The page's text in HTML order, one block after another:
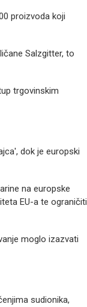
proizvoda koji
Salzgitter, to
trgovinskim
dok je europski
na europske
EU-a te ograničiti
moglo izazvati
sudionika,